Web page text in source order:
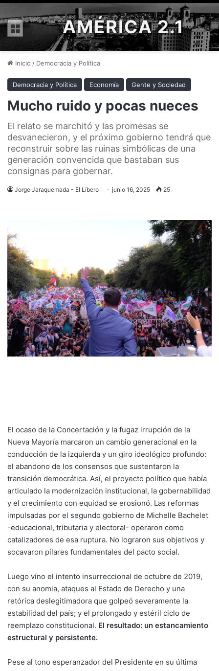
Menú AMÉRICA 2.1
Inicio / Democracia y Política
Democracia y Política Economía Gente y Sociedad
Mucho ruido y pocas nueces
El relato se marchitó y las promesas se
desvanecieron, y el próximo gobierno tendrá que
reconstruir sobre las ruinas simbólicas de una
generación convencida que bastaban sus
consignas para gobernar.
Jorge Jaraquemada - El Líbero junio 16, 2025 25
El ocaso de la Concertación y la fugaz irrupción de la
Nueva Mayoría marcaron un cambio generacional en la
conducción de la izquierda y un giro ideológico profundo:
el abandono de los consensos que sustentaron la
transición democrática. Así, el proyecto político que había
articulado la modernización institucional, la gobernabilidad
y el crecimiento con equidad se erosionó. Las reformas
impulsadas por el segundo gobierno de Michelle Bachelet
-educacional, tributaria y electoral- operaron como
catalizadores de esa ruptura. No lograron sus objetivos y
socavaron pilares fundamentales del pacto social.
Luego vino el intento insurreccional de octubre de 2019,
con su anomia, ataques al Estado de Derecho y una
retórica deslegitimadora que golpeó severamente la
estabilidad del país; y el prolongado y estéril ciclo de
reemplazo constitucional. El resultado: un estancamiento
estructural y persistente.
Pese al tono esperanzador del Presidente en su última